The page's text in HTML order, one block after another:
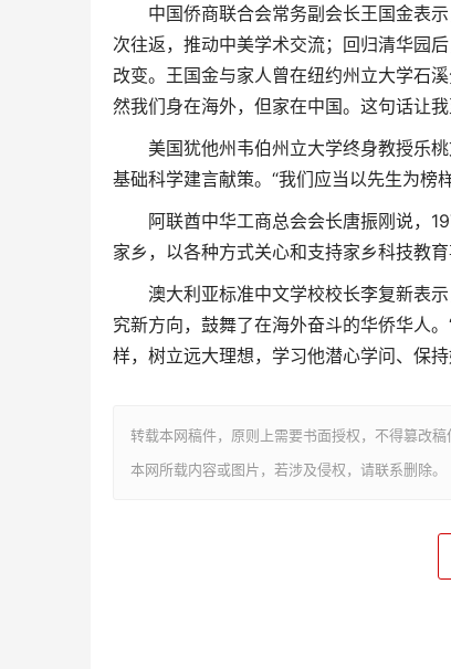
中国侨商联合会常务副会长王国金表示
次往返，推动中美学术交流；回归清华园
改变。王国金与家人曾在纽约州立大学石
然我们身在海外，但家在中国。这句话让
美国犹他州韦伯州立大学终身教授乐桃
基础科学建言献策。“我们应当以先生为榜
阿联酋中华工商总会会长唐振刚说，
家乡，以各种方式关心和支持家乡科技教
澳大利亚标准中文学校校长李复新表示
究新方向，鼓舞了在海外奋斗的华侨华人
样，树立远大理想，学习他潜心学问、保
转载本网稿件，原则上需要书面授权，不得篡改
本网所载内容或图片，若涉及侵权，请联系删除。